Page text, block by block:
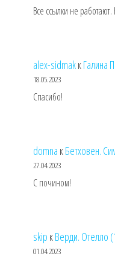
Все ссылки не
alex-sidmakкГалина
18.05.2023
Спасибо!
domna кБетховен.
27.04.2023
С почином!
skip кВерди. Отелло
01.04.2023